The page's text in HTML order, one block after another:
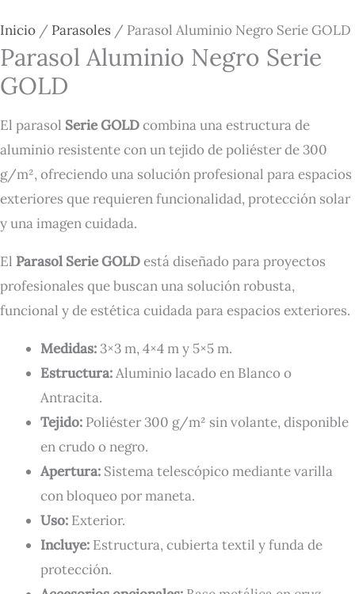
Inicio / Parasoles / Parasol Aluminio Negro Serie GOLD
Parasol Aluminio Negro Serie
GOLD
El parasol Serie GOLDcombina una estructura de
aluminio resistente con un tejido de poliéster de 300
g/m², ofreciendo una solución profesional para espacios
exteriores que requieren funcionalidad, protección solar
y una imagen cuidada.
El Parasol Serie GOLDestá diseñado para proyectos
profesionales que buscan una solución robusta,
funcional y de estética cuidada para espacios exteriores.
Medidas: 3×3 m, 4×4 m y 5×5 m.
Estructura:Aluminio lacado en Blanco o
Antracita.
Tejido: Poliéster 300 g/m² sin volante, disponible
en crudo o negro.
Apertura: Sistema telescópico mediante varilla
con bloqueo por maneta.
Uso: Exterior.
Incluye: Estructura, cubierta textil y funda de
protección.